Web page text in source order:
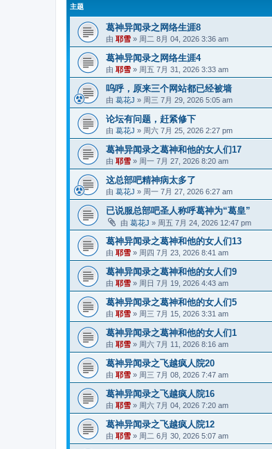
主题
葛神异闻录之网络生涯8
由 耶雪 » 周二 8月 04, 2026 3:36 am
葛神异闻录之网络生涯4
由 耶雪 » 周五 7月 31, 2026 3:33 am
呜呼，原来三个网站都已经被墙
由 葛花J » 周三 7月 29, 2026 5:05 am
论坛有问题，赶紧修下
由 葛花J » 周六 7月 25, 2026 2:27 pm
葛神异闻录之葛神和他的女人们17
由 耶雪 » 周一 7月 27, 2026 8:20 am
这总部吧精神病太多了
由 葛花J » 周一 7月 27, 2026 6:27 am
已说服总部吧圣人称呼葛神为“葛皇”
由 葛花J » 周五 7月 24, 2026 12:47 pm
葛神异闻录之葛神和他的女人们13
由 耶雪 » 周四 7月 23, 2026 8:41 am
葛神异闻录之葛神和他的女人们9
由 耶雪 » 周日 7月 19, 2026 4:43 am
葛神异闻录之葛神和他的女人们5
由 耶雪 » 周三 7月 15, 2026 3:31 am
葛神异闻录之葛神和他的女人们1
由 耶雪 » 周六 7月 11, 2026 8:16 am
葛神异闻录之飞越疯人院20
由 耶雪 » 周三 7月 08, 2026 7:47 am
葛神异闻录之飞越疯人院16
由 耶雪 » 周六 7月 04, 2026 7:20 am
葛神异闻录之飞越疯人院12
由 耶雪 » 周二 6月 30, 2026 5:07 am